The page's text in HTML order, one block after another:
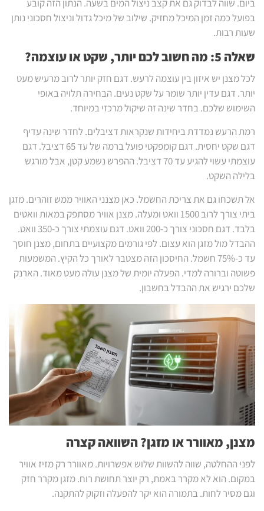
ביום. שווה לבדוק גם את קצב ניצול המים בשעה. הנתון הזה קובע
בפועל כמה זמן המיכל מחזיק. שילוב של מיכל גדול וניצול חסכוני נותן
שעות רבות.
שאלה 5: מה חשוב לכם יותר, שקט או עוצמה?
לכל מצנן יש איזון בין עוצמה לרעש. דגם חזק יותר לרוב מרעיש מעט
יותר. דגם עדין יותר שומר על שקט נעים. הבחירה תלויה באופי
השימוש שלכם. בחדר שינה זה שיקול מרכזי במיוחד.
רמת הרעש נמדדת ביחידות שנקראות דציבלים. לחדר שינה עדיף
דגם שקט יחסית. דגם קומפקטי פועל ברמה של עד 65 דציבל. דגם
עוצמתי עשוי להגיע עד 70 דציבל. ההפרש נשמע קטן, אבל מורגש
בלילה השקט.
אל תשכחו גם את צריכת החשמל. כאן מצנני האוויר ממש זוהרים. מזגן
ביתי צורך לרוב 1500 וואט ומעלה. מצנן אוויר מסתפק במאות וואטים
בלבד. דגם חסכוני צורך כ-200 וואט. דגם עוצמתי צורך כ-350 וואט.
ההבדל מול מזגן הוא עצום. לפי גורמים מקצועיים בתחום, מצנן חוסך
עד כ-75% חשמל. החיסכון הזה מצטבר לאורך כל הקיץ. המשמעות
פשוטה וברורה למדי. הפעלה יומית של מצנן עולה מעט מאוד. הארנק
שלכם ירגיש את ההבדל בחשבון.
מצנן, מאוורר או מזגן? השוואה קצרה
לפני ההחלטה, שווה להשוות שלוש אפשרויות. מאוורר רק מזיז אוויר
במקום. הוא לא מקרר באמת, רק יוצר תחושת רוח. מזגן מקרר חזק
וגם מסיר לחות. בתמורה הוא יקר להפעלה וזקוק להתקנה.